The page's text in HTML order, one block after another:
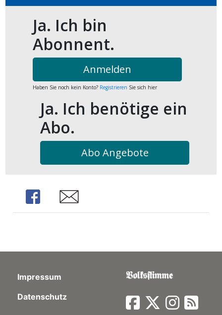
Ja. Ich bin
Abonnent.
Anmelden
Haben Sie noch kein Konto? Registrieren Sie sich hier
Ja. Ich benötige ein
Abo.
Abo Angebote
Share Share
Impressum
Datenschutz